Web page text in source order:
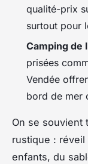
qualité-prix
surtout pour
Camping de
prisées
Vendée
bord de mer
On se souvient
rustique :
enfants, du